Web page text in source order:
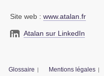
Site web : www.atalan.fr
Atalan sur LinkedIn
Glossaire Mentions légales